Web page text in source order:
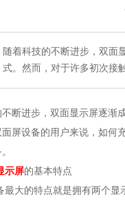
随着科技的不断进步，双面
式。然而，对于许多初次接
进步，双面显示屏逐渐成
面屏设备的用户来说，如何
示屏的基本特点
的特点就是拥有两个显示